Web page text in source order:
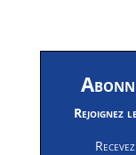
Rejoignez